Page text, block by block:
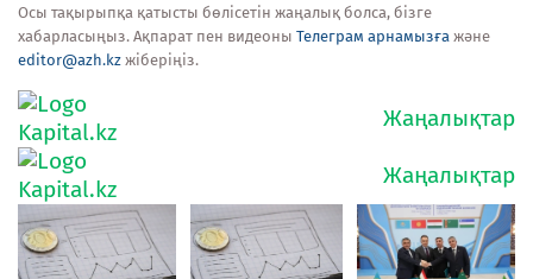
Осы тақырыпқа қатысты бөлісетін жаңалық болса, бізге
хабарласыңыз. Ақпарат пен видеоны Телеграм арнамызға және
editor@azh.kz жіберіңіз.